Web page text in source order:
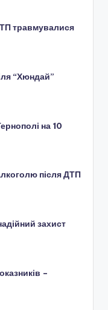
травмувалися
“Хюндай”
на 10
після ДТП
захист
–